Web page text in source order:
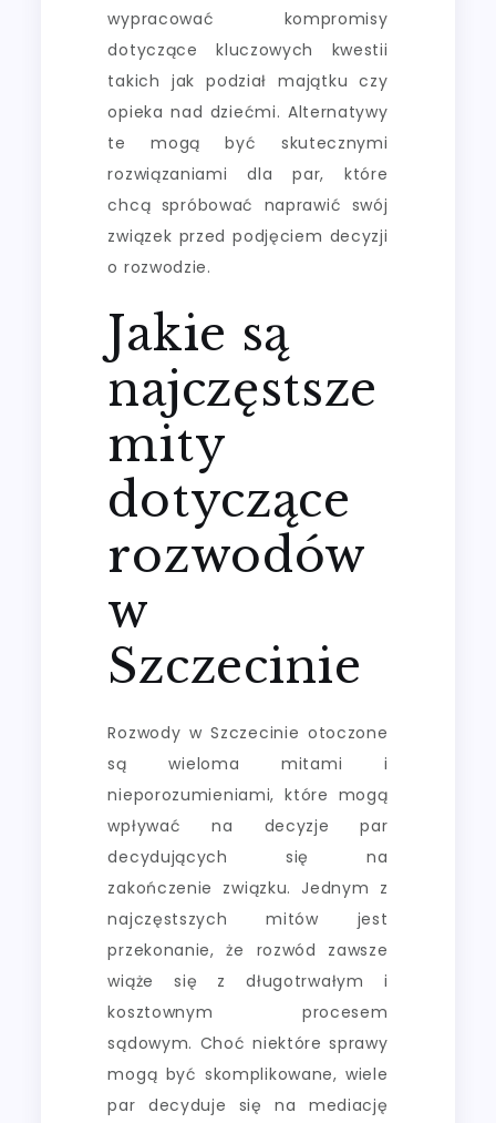
wypracować kompromisy
dotyczące kluczowych kwestii
takich jak podział majątku czy
opieka nad dziećmi. Alternatywy
te mogą być skutecznymi
rozwiązaniami dla par, które
chcą spróbować naprawić swój
związek przed podjęciem decyzji
o rozwodzie.
Jakie są
najczęstsze
mity
dotyczące
rozwodów
w
Szczecinie
Rozwody w Szczecinie otoczone
są wieloma mitami i
nieporozumieniami, które mogą
wpływać na decyzje par
decydujących się na
zakończenie związku. Jednym z
najczęstszych mitów jest
przekonanie, że rozwód zawsze
wiąże się z długotrwałym i
kosztownym procesem
sądowym. Choć niektóre sprawy
mogą być skomplikowane, wiele
par decyduje się na mediację